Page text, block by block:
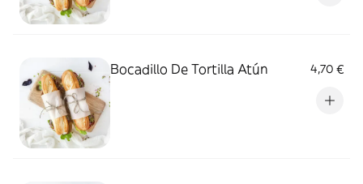
Bocadillo De Tortilla Atún 4,70 €